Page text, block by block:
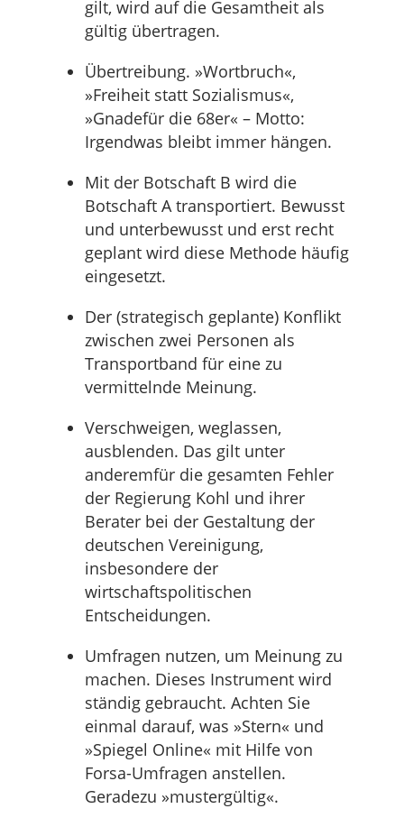
gilt, wird auf die Gesamtheit als
gültig übertragen.
Übertreibung. »Wortbruch«,
»Freiheit statt Sozialismus«,
»Gnadefür die 68er« – Motto:
Irgendwas bleibt immer hängen.
Mit der Botschaft B wird die
Botschaft A transportiert. Bewusst
und unterbewusst und erst recht
geplant wird diese Methode häufig
eingesetzt.
Der (strategisch geplante) Konflikt
zwischen zwei Personen als
Transportband für eine zu
vermittelnde Meinung.
Verschweigen, weglassen,
ausblenden. Das gilt unter
anderemfür die gesamten Fehler
der Regierung Kohl und ihrer
Berater bei der Gestaltung der
deutschen Vereinigung,
insbesondere der
wirtschaftspolitischen
Entscheidungen.
Umfragen nutzen, um Meinung zu
machen. Dieses Instrument wird
ständig gebraucht. Achten Sie
einmal darauf, was »Stern« und
»Spiegel Online« mit Hilfe von
Forsa-Umfragen anstellen.
Geradezu »mustergültig«.